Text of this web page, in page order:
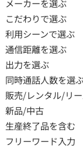
メーカーを選ぶ
こだわりで選ぶ
利用シーンで選ぶ
通信距離を選ぶ
出力を選ぶ
同時通話人数を選
販売/レンタル/リー
新品/中古
生産終了品を含む
フリーワード入力